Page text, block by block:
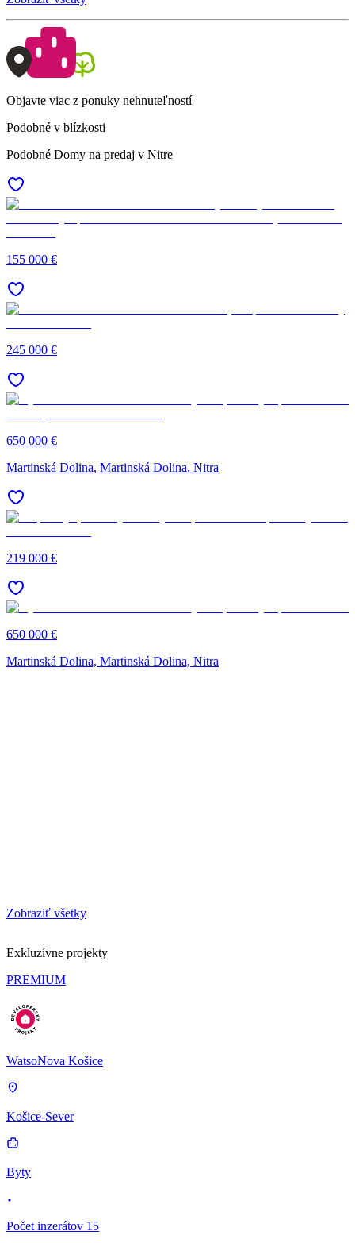
Objavte viac z ponuky nehnuteľností
Podobné v blízkosti
Podobné Domy na predaj v Nitre
155 000 €
245 000 €
650 000 €
Martinská Dolina, Martinská Dolina, Nitra
219 000 €
650 000 €
Martinská Dolina, Martinská Dolina, Nitra
Zobraziť všetky
Exkluzívne projekty
PREMIUM
WatsoNova Košice
Košice-Sever
Byty
Počet inzerátov 15